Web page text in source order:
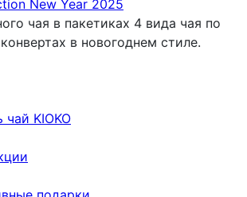
New Year 2025
чая в пакетиках 4 вида чая по
в новогоднем стиле.
чай KIOKO